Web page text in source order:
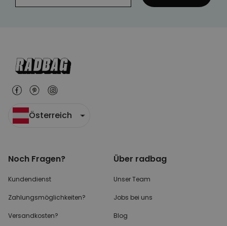
Österreich
Noch Fragen?
Kundendienst
Zahlungsmöglichkeiten?
Versandkosten?
Über radbag
Unser Team
Jobs bei uns
Blog